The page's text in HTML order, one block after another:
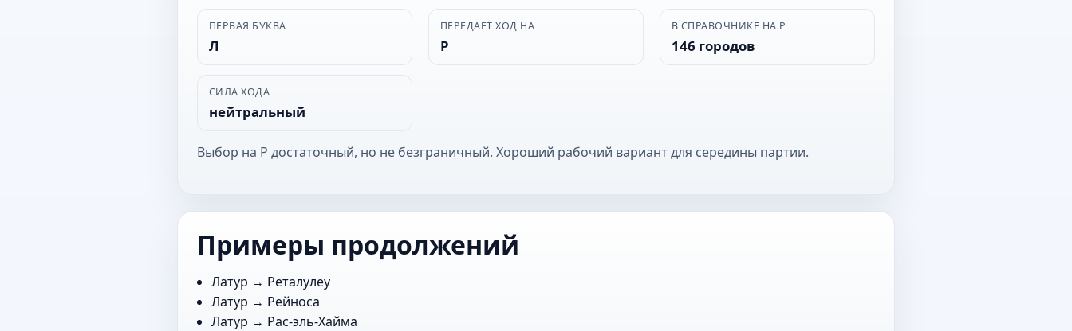
ПЕРВАЯ БУКВА
Л
ПЕРЕДАЁТ ХОД НА
Р
В СПРАВОЧНИКЕ НА Р
146 городов
СИЛА ХОДА
нейтральный
Выбор на Р достаточный, но не безграничный. Хороший рабочий вариант для середины партии.
Примеры продолжений
Латур → Реталулеу
Латур → Рейноса
Латур → Рас-эль-Хайма